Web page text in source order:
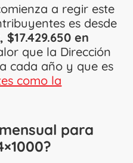
a regir este
es desde
en
que la Dirección
cada año y que es
como la
para